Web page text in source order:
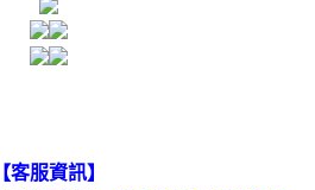
【客服資訊】